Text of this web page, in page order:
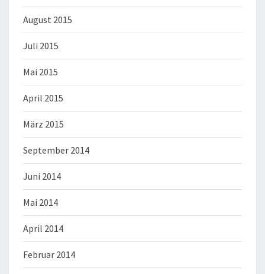
August 2015
Juli 2015
Mai 2015
April 2015
März 2015
September 2014
Juni 2014
Mai 2014
April 2014
Februar 2014